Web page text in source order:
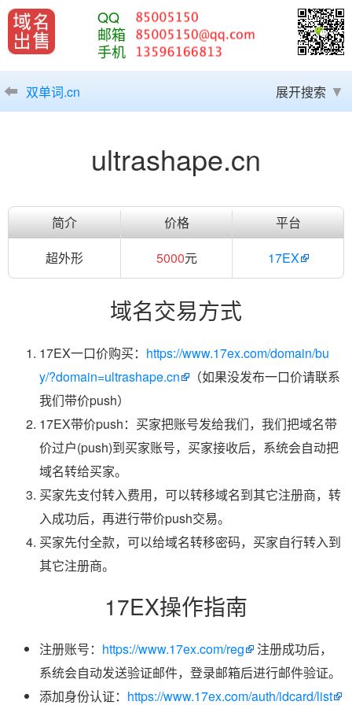
QQ
邮箱
手机
双单词.cn 展开搜索
ultrashape.cn
简介 价格
平台
超外形
5000元 17EX
域名交易方式
17EX一口价购买： https://www.17ex.com/domain/bu
y/?domain=ultrashape.cn
（如果没发布一口价请联系
我们带价push）
17EX带价push：买家把账号发给我们，我们把域名带
价过户(push)到买家账号，买家接收后，系统会自动把
域名转给买家。
买家先支付转入费用，可以转移域名到其它注册商，转
入成功后，再进行带价push交易。
买家先付全款，可以给域名转移密码，买家自行转入到
其它注册商。
17EX操作指南
注册账号： https://www.17ex.com/reg
注册成功后，
系统会自动发送验证邮件，登录邮箱后进行邮件验证。
添加身份认证： https://www.17ex.com/auth/idcard/list